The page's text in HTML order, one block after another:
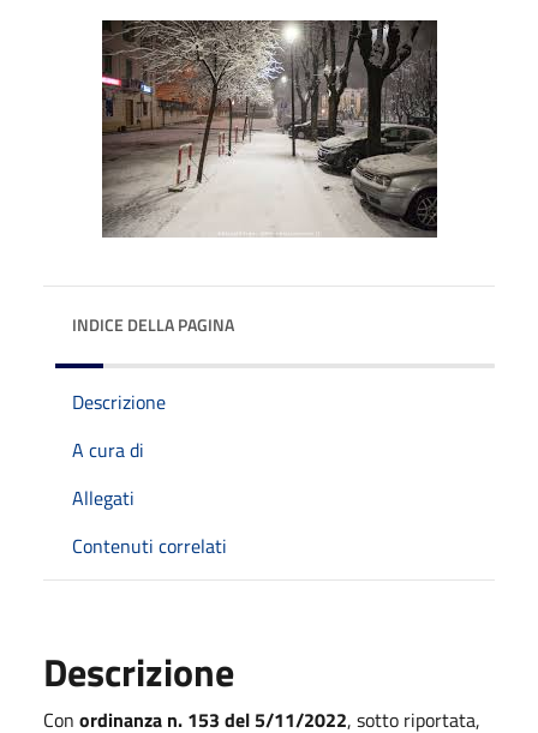
INDICE DELLA PAGINA
Descrizione
A cura di
Allegati
Contenuti correlati
Descrizione
Con ordinanza n. 153 del 5/11/2022, sotto riportata,